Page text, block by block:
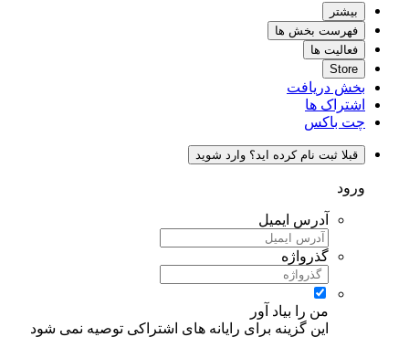
بیشتر
فهرست بخش ها
فعالیت ها
Store
بخش دریافت
اشتراک ها
چت باکس
قبلا ثبت نام کرده اید؟ وارد شوید
ورود
آدرس ایمیل
گذرواژه
من را بیاد آور
این گزینه برای رایانه های اشتراکی توصیه نمی شود